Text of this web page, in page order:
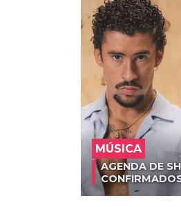
MÚSICA
AGENDA DE